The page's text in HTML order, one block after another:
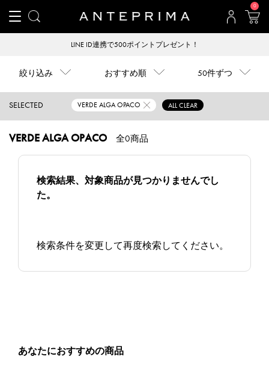
0
LINE ID連携で500ポイントプレゼント！
絞り込み おすすめ順 50件ずつ
SELECTED VERDE ALGA OPACO ALL CLEAR
VERDE ALGA OPACO 全0商品
検索結果、対象商品が見つかりませんでし
た。
検索条件を変更して再度検索してください。
あなたにおすすめの商品